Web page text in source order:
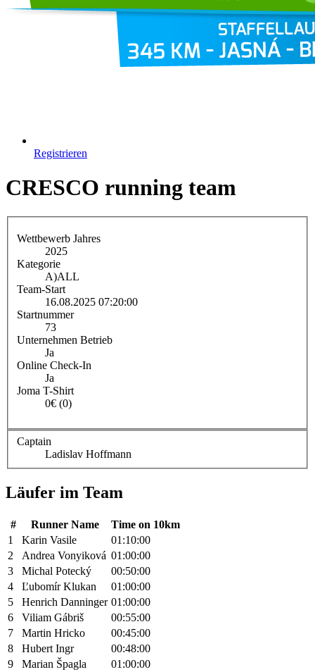
Registrieren
CRESCO running team
Wettbewerb Jahres
2025
Kategorie
A)ALL
Team-Start
16.08.2025 07:20:00
Startnummer
73
Unternehmen Betrieb
Ja
Online Check-In
Ja
Joma T-Shirt
0€ (0)
Captain
Ladislav Hoffmann
Läufer im Team
# Runner Name
Time on 10km
1
Karin Vasile
01:10:00
2
Andrea Vonyiková 01:00:00
3
Michal Potecký
00:50:00
4
Ľubomír Klukan
01:00:00
5
Henrich Danninger 01:00:00
6
Viliam Gábriš
00:55:00
7
Martin Hricko
00:45:00
8
Hubert Ingr
00:48:00
9
Marian Špagla
01:00:00